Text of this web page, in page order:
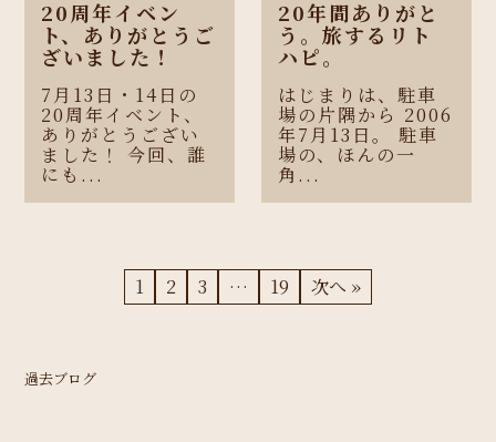
20周年イベン
ト、ありがとうご
ざいました！
7月13日・14日の
20周年イベント、
ありがとうござい
ました！ 今回、誰
にも...
20年間ありがと
う。旅するリト
ハピ。
はじまりは、駐車
場の片隅から 2006
年7月13日。 駐車
場の、ほんの一
角...
1 2 3 … 19 次へ »
過去ブログ